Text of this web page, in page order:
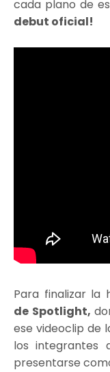
cada plano de
debut oficial!
Para finalizar la
de Spotlight,
ese videoclip de
los integrantes
presentarse